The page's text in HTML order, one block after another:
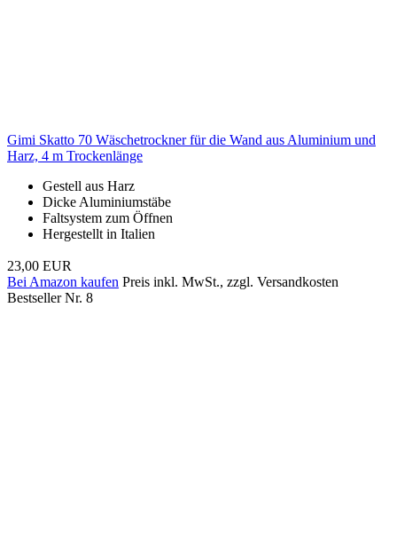
Gimi Skatto 70 Wäschetrockner für die Wand aus Aluminium und
Harz, 4 m Trockenlänge
Gestell aus Harz
Dicke Aluminiumstäbe
Faltsystem zum Öffnen
Hergestellt in Italien
23,00 EUR
Bei Amazon kaufen Preis inkl. MwSt., zzgl. Versandkosten
Bestseller Nr. 8